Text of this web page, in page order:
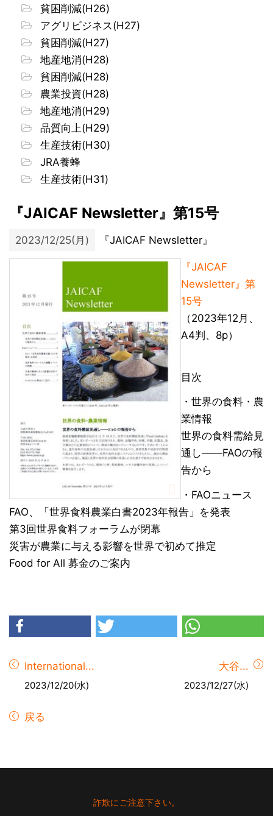
貧困削減(H26)
アグリビジネス(H27)
貧困削減(H27)
地産地消(H28)
貧困削減(H28)
農業投資(H28)
地産地消(H29)
品質向上(H29)
生産技術(H30)
JRA養蜂
生産技術(H31)
『JAICAF Newsletter』第15号
2023/12/25(月) 『JAICAF Newsletter』
『JAICAF
Newsletter』第
15号
（2023年12月、
A4判、8p）
目次
・世界の食料・農
業情報
世界の食料需給見
通し――FAOの報
告から
・FAOニュース
FAO、「世界食料農業白書2023年報告」を発表
第3回世界食料フォーラムが閉幕
災害が農業に与える影響を世界で初めて推定
Food for All 募金のご案内
International...
2023/12/20(水)
大谷...
2023/12/27(水)
戻る
詐欺にご注意下さい。